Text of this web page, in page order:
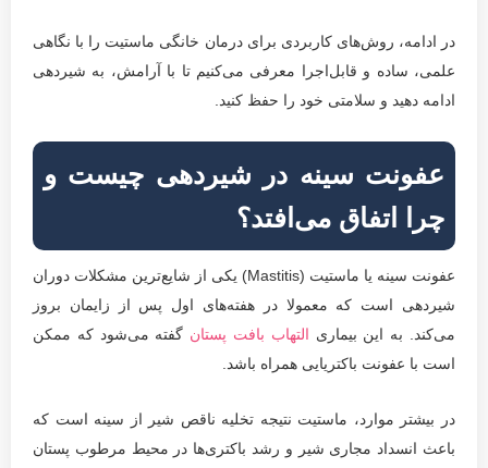
در ادامه، روش‌های کاربردی برای درمان خانگی ماستیت را با نگاهی
علمی، ساده و قابل‌اجرا معرفی می‌کنیم تا با آرامش، به شیردهی
ادامه دهید و سلامتی خود را حفظ کنید.
عفونت سینه در شیردهی چیست و
چرا اتفاق می‌افتد؟
عفونت سینه یا ماستیت (Mastitis) یکی از شایع‌ترین مشکلات دوران
شیردهی است که معمولا در هفته‌های اول پس از زایمان بروز
می‌کند. به این بیماری
التهاب بافت پستان گفته می‌شود که ممکن
است با عفونت باکتریایی همراه باشد.
در بیشتر موارد، ماستیت نتیجه تخلیه ناقص شیر از سینه است که
باعث انسداد مجاری شیر و رشد باکتری‌ها در محیط مرطوب پستان